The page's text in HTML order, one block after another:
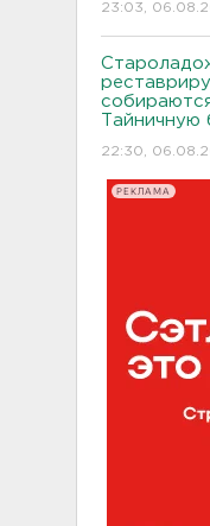
23:03,
22:30,
РЕКЛАМА